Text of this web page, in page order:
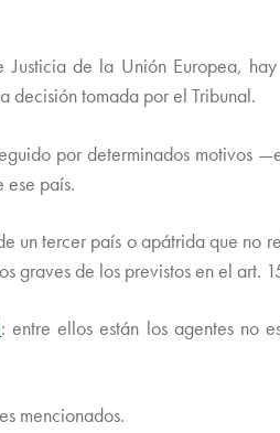
de la Unión Europea,
decisión tomada por el Tribunal.
por determinados motivos
país.
un tercer país o apátrida que no
graves de los previstos en el
: entre ellos están los agentes no
mencionados.